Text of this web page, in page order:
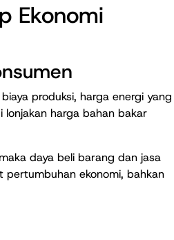
Ekonomi
produksi, harga energi yang
harga bahan bakar
daya beli barang dan jasa
pertumbuhan ekonomi, bahkan